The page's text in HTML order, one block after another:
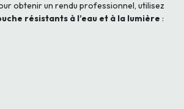
obtenir un rendu professionnel, utilisez
résistants à l’eau et à la lumière :